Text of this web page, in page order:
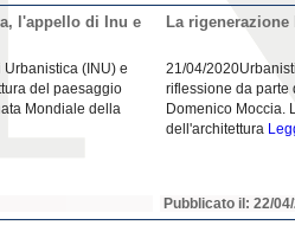
l'appello di Inu e
(INU) e
del paesaggio
Mondiale della
La
21/04/
riflessione da parte
Domenico Moccia.
dell'architettura
Pubblicato il: 22/